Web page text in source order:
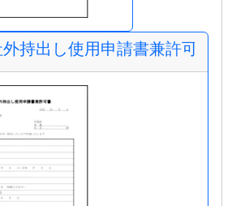
持出し使用申請書兼許可書